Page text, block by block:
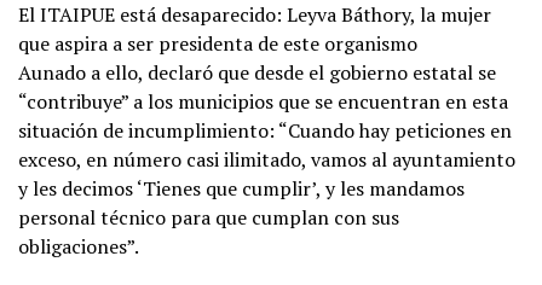
El ITAIPUE está desaparecido: Leyva Báthory, la mujer
que aspira a ser presidenta de este organismo
Aunado a ello, declaró que desde el gobierno estatal se
“contribuye” a los municipios que se encuentran en esta
situación de incumplimiento: “Cuando hay peticiones en
exceso, en número casi ilimitado, vamos al ayuntamiento
y les decimos ‘Tienes que cumplir’, y les mandamos
personal técnico para que cumplan con sus
obligaciones”.